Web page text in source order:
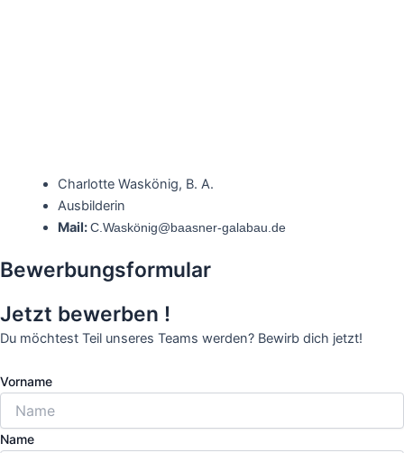
Charlotte Waskönig, B. A.
Ausbilderin
Mail:C.Waskönig@baasner-galabau.de
Bewerbungsformular
Jetzt bewerben !
Du möchtest Teil unseres Teams werden? Bewirb dich jetzt!
Vorname
Name